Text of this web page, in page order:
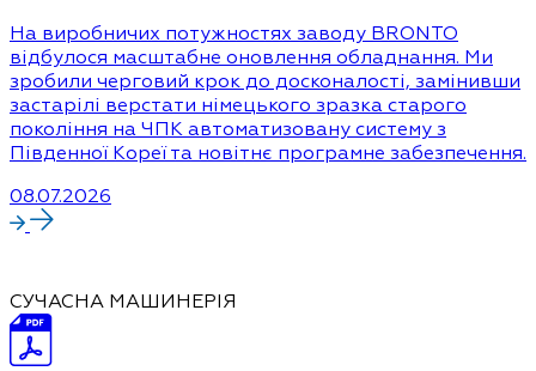
На виробничих потужностях заводу BRONTO
відбулося масштабне оновлення обладнання. Ми
зробили черговий крок до досконалості, замінивши
застарілі верстати німецького зразка старого
покоління на ЧПК автоматизовану систему з
Південної Кореї та новітнє програмне забезпечення.
08.07.2026
СУЧАСНА МАШИНЕРІЯ